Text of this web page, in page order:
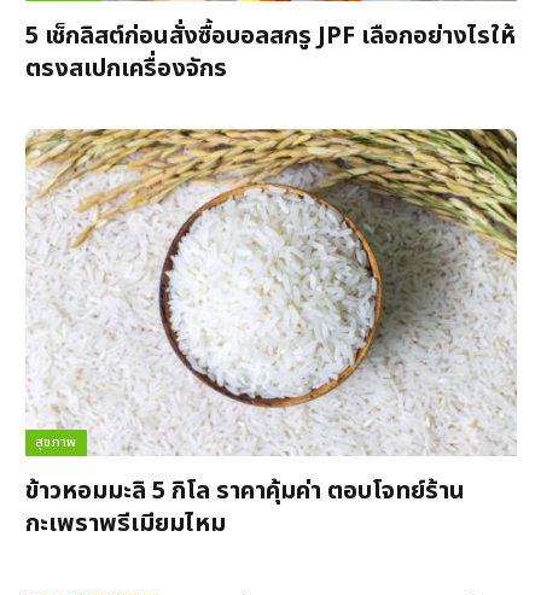
5 เช็กลิสต์ก่อนสั่งซื้อบอลสกรู JPF เลือกอย่างไรให้
ตรงสเปกเครื่องจักร
สุขภาพ
ข้าวหอมมะลิ 5 กิโล ราคาคุ้มค่า ตอบโจทย์ร้าน
กะเพราพรีเมียมไหม